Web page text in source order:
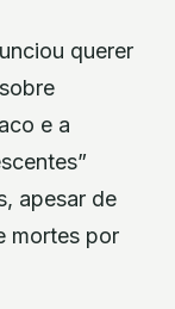
querer
e a
apesar de
mortes por